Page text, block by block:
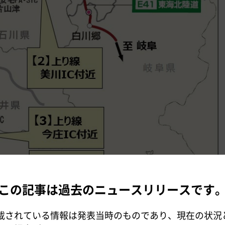
の記事は過去のニュースリリースです
されている情報は発表当時のものであり、現在の状況